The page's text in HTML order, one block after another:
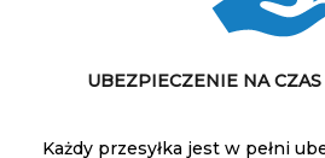
UBEZPIECZENIE NA
Każdy przesyłka jest w pełni